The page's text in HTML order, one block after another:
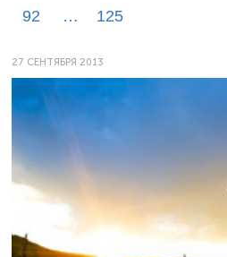
92 … 125
27 СЕНТЯБРЯ 2013